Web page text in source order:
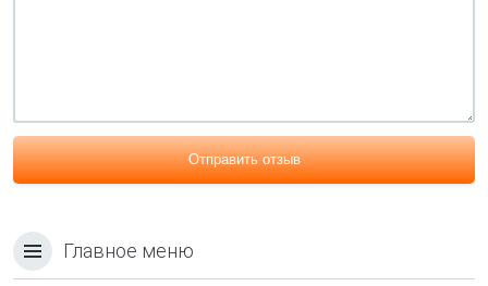
Отправить отзыв
Главное меню